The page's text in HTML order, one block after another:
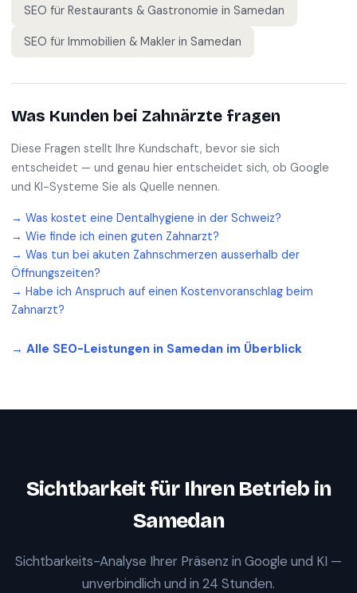
SEO für Restaurants & Gastronomie in Samedan
SEO für Immobilien & Makler in Samedan
Was Kunden bei Zahnärzte fragen
Diese Fragen stellt Ihre Kundschaft, bevor sie sich
entscheidet — und genau hier entscheidet sich, ob Google
und KI-Systeme Sie als Quelle nennen.
→ Was kostet eine Dentalhygiene in der Schweiz?
→ Wie finde ich einen guten Zahnarzt?
→ Was tun bei akuten Zahnschmerzen ausserhalb der
Öffnungszeiten?
→ Habe ich Anspruch auf einen Kostenvoranschlag beim
Zahnarzt?
→ Alle SEO-Leistungen in Samedan im Überblick
Sichtbarkeit für Ihren Betrieb in
Samedan
Sichtbarkeits-Analyse Ihrer Präsenz in Google und KI —
unverbindlich und in 24 Stunden.